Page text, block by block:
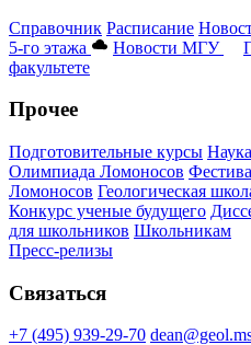
Справочник Расписание
5-го этажа
Новости МГУ
факультете
Прочее
Подготовительные курсы Наука
Олимпиада Ломоносов
Ломоносов Геологическая
Конкурс ученые будущего
для школьников Школьникам
Пресс-релизы
Связаться
+7 (495) 939-29-70